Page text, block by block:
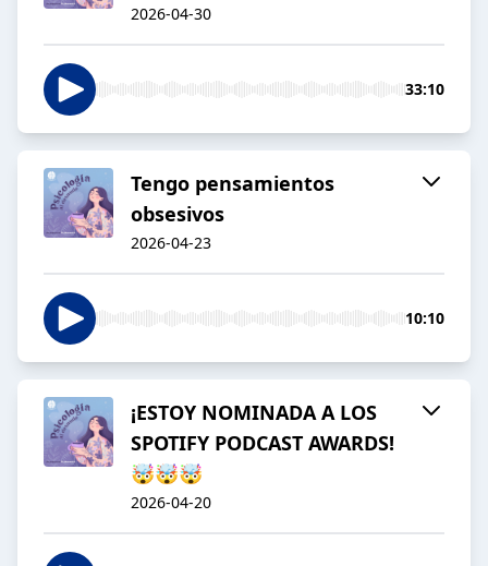
2026-04-30
33:10
Tengo pensamientos
obsesivos
2026-04-23
10:10
¡ESTOY NOMINADA A LOS
SPOTIFY PODCAST AWARDS!
🤯🤯🤯
2026-04-20